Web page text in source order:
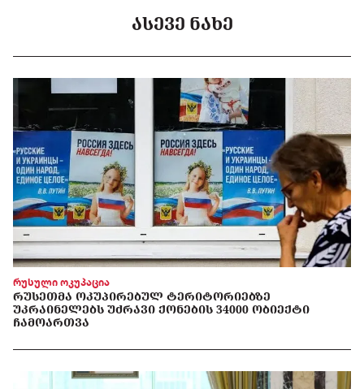
ᲐᲡᲔᲕᲔ ᲜᲐᲮᲔ
რუსული ოკუპაცია
ᲠᲣᲡᲔᲗᲛᲐ ᲝᲙᲣᲞᲘᲠᲔᲑᲣᲚ ᲢᲔᲠᲘᲢᲝᲠᲘᲔᲑᲖᲔ
ᲣᲙᲠᲐᲘᲜᲔᲚᲔᲑᲡ ᲣᲫᲠᲐᲕᲘ ᲥᲝᲜᲔᲑᲘᲡ 34000 ᲝᲑᲘᲔᲥᲢᲘ
ᲩᲐᲛᲝᲐᲠᲗᲕᲐ